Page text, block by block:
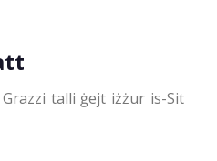
talli ġejt iżżur is-Sit